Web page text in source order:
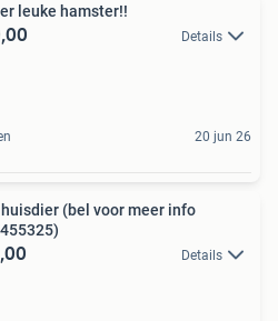
leuke hamster!!
Details
20 jun 26
huisdier (bel voor meer info
Details